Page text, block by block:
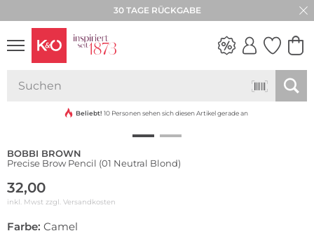
30 TAGE RÜCKGABE
VIBES
Beliebt! 10 Personen sehen sich diesen Artikel gerade an
BOBBI BROWN
Precise Brow Pencil (01 Neutral Blond)
32,00
inkl. Mwst zzgl. Versandkosten
Farbe: Camel